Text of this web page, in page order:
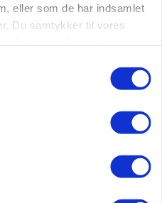
eller som de har indsamlet
Du samtykker til vores
03. aug.